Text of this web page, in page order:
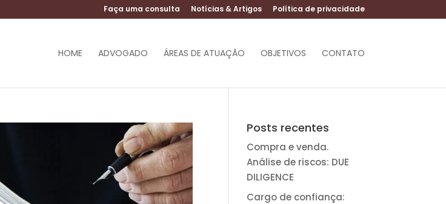
Faça uma consulta Notícias & Artigos Política de privacidade
HOME ADVOGADO ÁREAS DE ATUAÇÃO OBJETIVOS CONTATO
Posts recentes
Compra e venda.
Análise de riscos: DUE
DILIGENCE
Cargo de confiança: